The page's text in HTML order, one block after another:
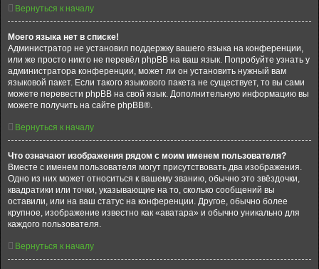
Вернуться к началу
Моего языка нет в списке!
Администратор не установил поддержку вашего языка на конференции,
или же просто никто не перевёл phpBB на ваш язык. Попробуйте узнать у
администратора конференции, может ли он установить нужный вам
языковой пакет. Если такого языкового пакета не существует, то вы сами
можете перевести phpBB на свой язык. Дополнительную информацию вы
можете получить на сайте phpBB®.
Вернуться к началу
Что означают изображения рядом с моим именем пользователя?
Вместе с именем пользователя могут присутствовать два изображения.
Одно из них может относиться к вашему званию, обычно это звёздочки,
квадратики или точки, указывающие на то, сколько сообщений вы
оставили, или на ваш статус на конференции. Другое, обычно более
крупное, изображение известно как «аватара» и обычно уникально для
каждого пользователя.
Вернуться к началу